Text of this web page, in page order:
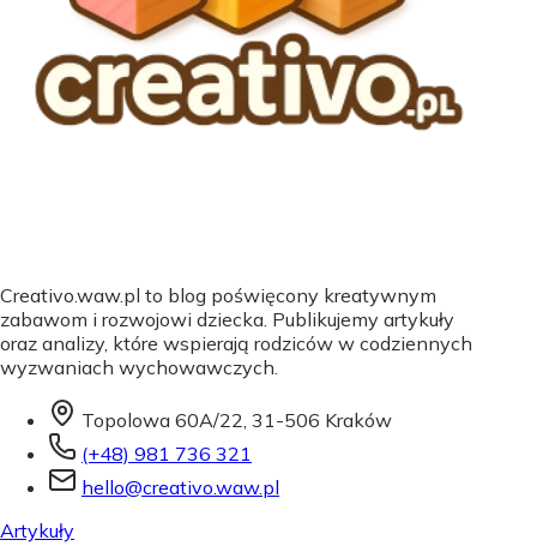
Creativo.waw.pl to blog poświęcony kreatywnym
zabawom i rozwojowi dziecka. Publikujemy artykuły
oraz analizy, które wspierają rodziców w codziennych
wyzwaniach wychowawczych.
Topolowa 60A/22, 31-506 Kraków
(+48) 981 736 321
hello@creativo.waw.pl
Artykuły